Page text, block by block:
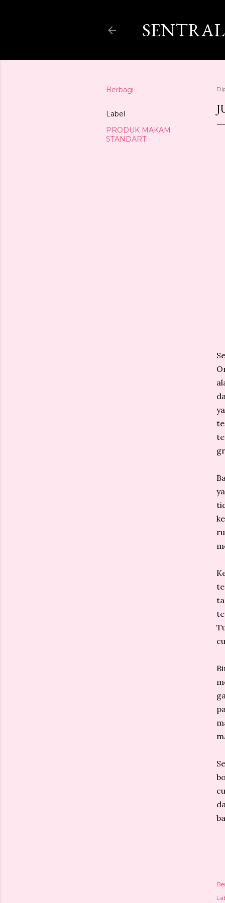
Berbagi
Label
PRODUK MAKAM
STANDART